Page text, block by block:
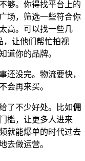
够。你得找平台上的
场，筛选一些符合你
高。可以找一些几
，让他们帮忙拍视
道你的品牌。
还没完。物流要快，
会再来买。
了不少好处。比如佣
槛，让更多人进来
就能爆单的时代过去
去做运营。